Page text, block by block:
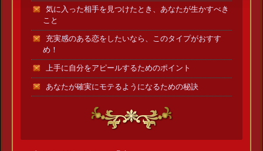
気に入った相手を見つけたとき、あなたが生かすべき
こと
充実感のある恋をしたいなら、このタイプがおすす
め！
上手に自分をアピールするためのポイント
あなたが確実にモテるようになるための秘訣